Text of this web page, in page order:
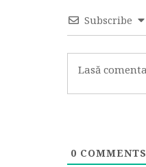
Subscribe
0 COMMENTS